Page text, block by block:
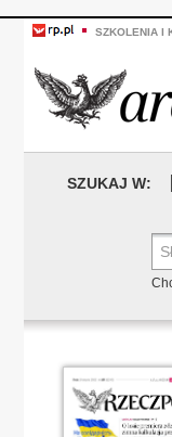
SZKOLENIA I
SZUKAJ W: